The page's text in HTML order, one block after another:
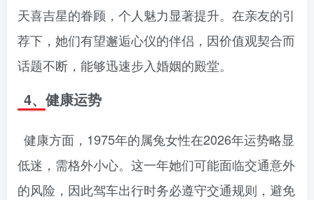
天喜吉星的眷顾，个人魅力显著提升。在亲友的引
荐下，她们有望邂逅心仪的伴侣，因价值观契合而
话题不断，能够迅速步入婚姻的殿堂。
4、健康运势
健康方面，1975年的属兔女性在2026年运势略显
低迷，需格外小心。这一年她们可能面临交通意外
的风险，因此驾车出行时务必遵守交通规则，避免